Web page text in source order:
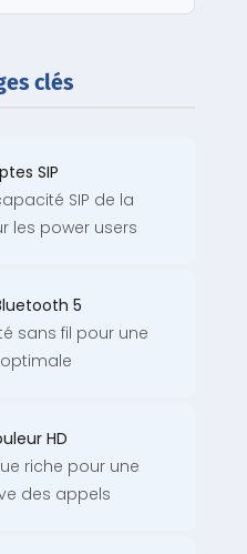
clés
SIP
SIP de la
les power users
5
sans fil pour une
HD
riche pour une
des appels